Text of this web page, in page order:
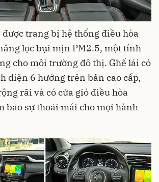
trang bị hệ thống điều hòa
lọc bụi mịn PM2.5, một tính
cho môi trường đô thị. Ghế lái có
điện 6 hướng trên bản cao cấp,
rãi và có cửa gió điều hòa
bảo sự thoải mái cho mọi hành